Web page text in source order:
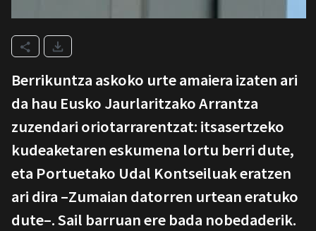
Berrikuntza askoko urte amaiera izaten ari
da hau Eusko Jaurlaritzako Arrantza
zuzendari oriotarrarentzat: itsasertzeko
kudeaketaren eskumena lortu berri dute,
eta Portuetako Udal Kontseiluak eratzen
ari dira –Zumaian datorren urtean eratuko
dute–. Sail barruan ere bada nobedaderik.